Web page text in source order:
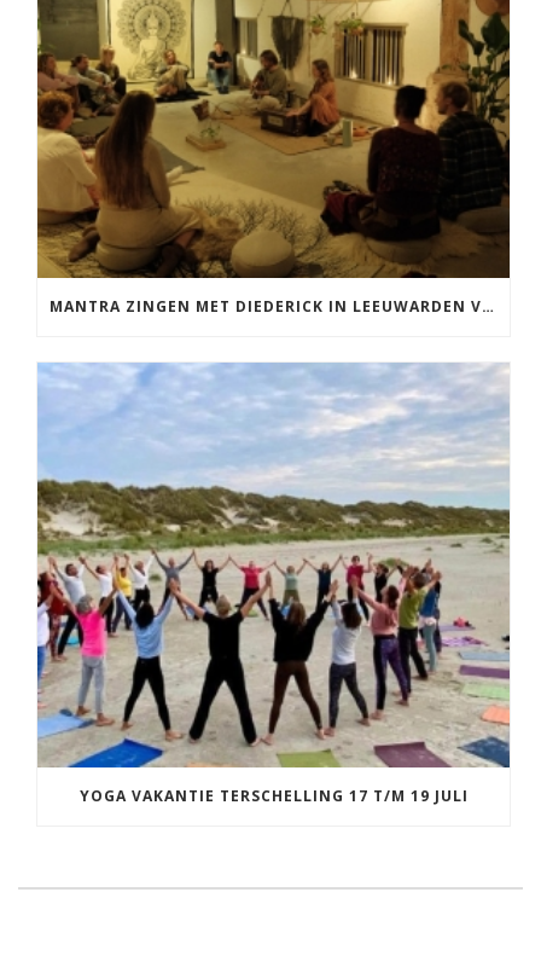
MANTRA ZINGEN MET DIEDERICK IN LEEUWARDEN VRIJDAG 12 JUNI KIRTAN
YOGA VAKANTIE TERSCHELLING 17 T/M 19 JULI